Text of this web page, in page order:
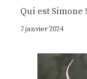
Qui est Simone
7 janvier 2024